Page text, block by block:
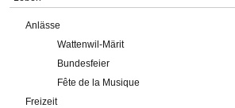
Anlässe
Wattenwil-Märit
Bundesfeier
Fête de la Musique
Freizeit